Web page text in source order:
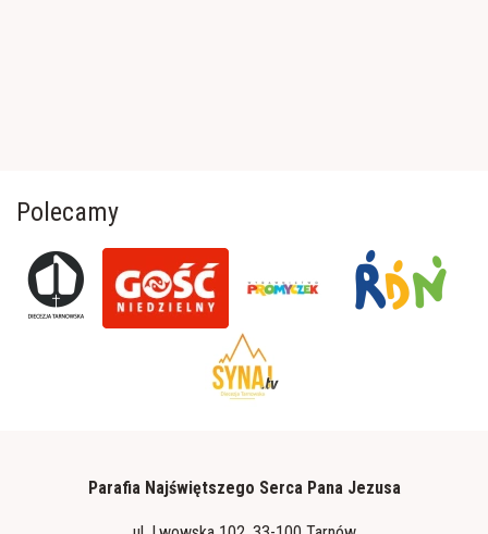
Polecamy
Parafia Najświętszego Serca Pana Jezusa